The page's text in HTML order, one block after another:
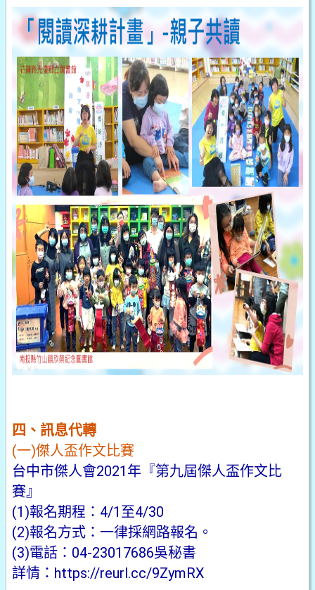
四、訊息代轉
(一)傑人盃作文比賽
台中市傑人會2021年『第九屆傑人盃作文比
賽』
(1)報名期程：4/1至4/30
(2)報名方式：一律採網路報名。
(3)電話：04-23017686吳秘書
詳情： https://reurl.cc/9ZymRX